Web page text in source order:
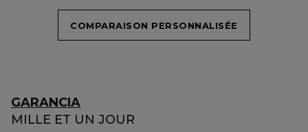
COMPARAISON PERSONNALISÉE
GARANCIA
MILLE ET UN JOUR